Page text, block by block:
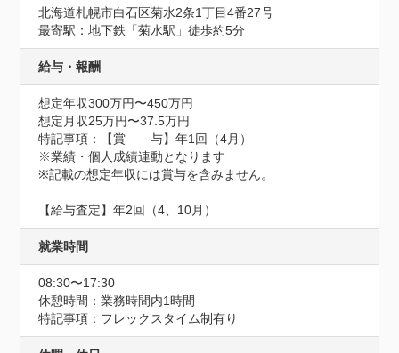
北海道札幌市白石区菊水2条1丁目4番27号
最寄駅：地下鉄「菊水駅」徒歩約5分
給与・報酬
想定年収300万円〜450万円
想定月収25万円〜37.5万円
特記事項：【賞　　与】年1回（4月）
※業績・個人成績連動となります
※記載の想定年収には賞与を含みません。
【給与査定】年2回（4、10月）
就業時間
08:30〜17:30
休憩時間：業務時間内1時間
特記事項：フレックスタイム制有り